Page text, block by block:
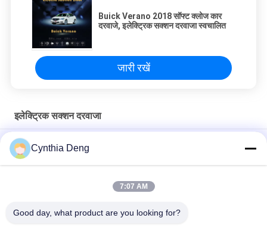
Buick Verano 2018 सॉफ्ट क्लोज कार
दरवाजे, इलेक्ट्रिक सक्शन दरवाजा स्वचालित
जारी रखें
इलेक्ट्रिक सक्शन दरवाजा
टोयोटा हाइलैंडर सॉफ्ट सॉफ्ट स्वचालित एंटी पिंच इलेक्ट्रिक सक्शन दरवाजा बंद करें
कार के लिए टोयोटा कोरोला 2017 ऑटो स्पेयर पार्ट्स सॉफ्ट क्लोज़ स्वचालित सिस्टम
टोयोटा लेविन 2017 यूनिवर्सल कार सॉफ्ट डोर क्लोजर डिवाइस 3 साल की वारंटी के
Cynthia Deng
7:07 AM
Good day, what product are you looking for?